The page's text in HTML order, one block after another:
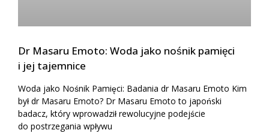
Dr Masaru Emoto: Woda jako nośnik pamięci
i jej tajemnice
Woda jako Nośnik Pamięci: Badania dr Masaru Emoto Kim
był dr Masaru Emoto? Dr Masaru Emoto to japoński
badacz, który wprowadził rewolucyjne podejście
do postrzegania wpływu